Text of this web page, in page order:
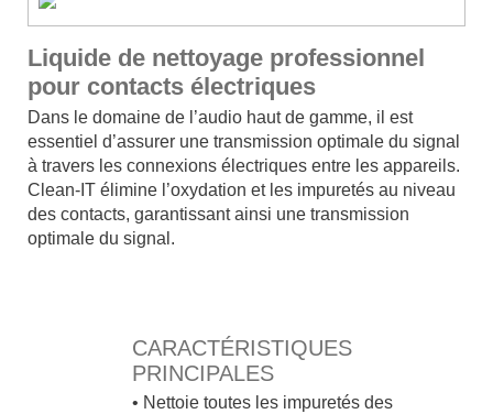
Liquide de nettoyage professionnel
pour contacts électriques
Dans le domaine de l’audio haut de gamme, il est
essentiel d’assurer une transmission optimale du signal
à travers les connexions électriques entre les appareils.
Clean-IT élimine l’oxydation et les impuretés au niveau
des contacts, garantissant ainsi une transmission
optimale du signal.
CARACTÉRISTIQUES
PRINCIPALES
• Nettoie toutes les impuretés des